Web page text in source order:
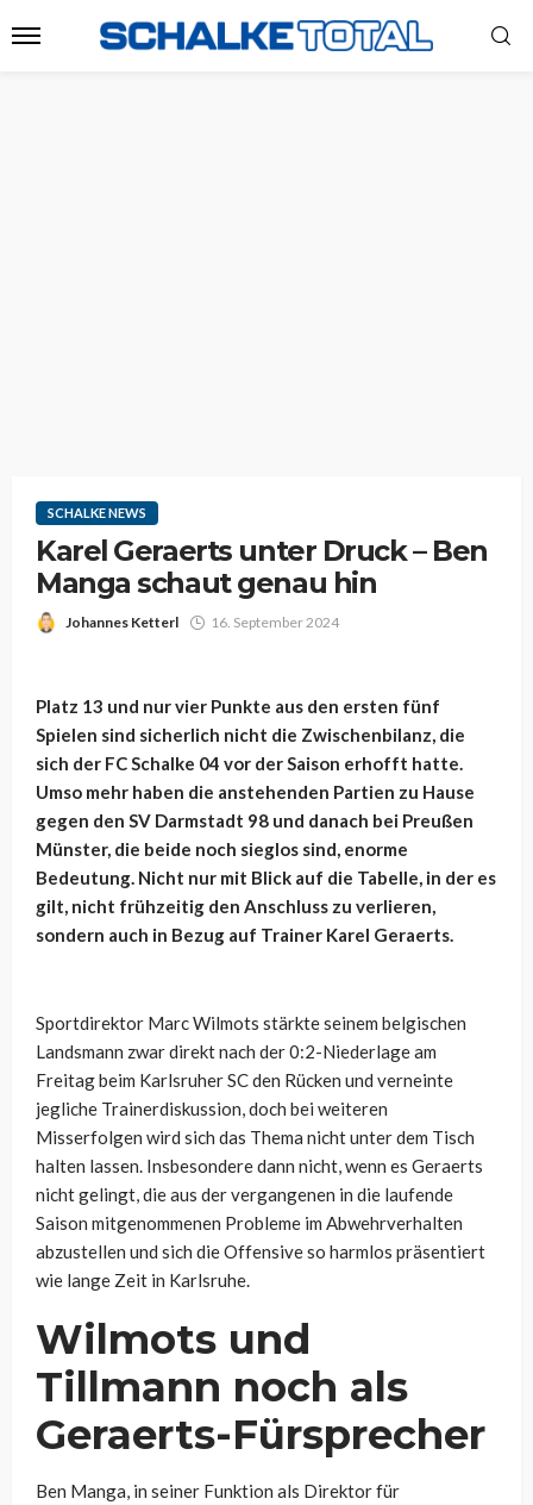
SCHALKE NEWS
Karel Geraerts unter Druck – Ben
Manga schaut genau hin
Johannes Ketterl 16. September 2024
Platz 13 und nur vier Punkte aus den ersten fünf
Spielen sind sicherlich nicht die Zwischenbilanz, die
sich der FC Schalke 04 vor der Saison erhofft hatte.
Umso mehr haben die anstehenden Partien zu Hause
gegen den SV Darmstadt 98 und danach bei Preußen
Münster, die beide noch sieglos sind, enorme
Bedeutung. Nicht nur mit Blick auf die Tabelle, in der es
gilt, nicht frühzeitig den Anschluss zu verlieren,
sondern auch in Bezug auf Trainer Karel Geraerts.
Sportdirektor Marc Wilmots stärkte seinem belgischen
Landsmann zwar direkt nach der 0:2-Niederlage am
Freitag beim Karlsruher SC den Rücken und verneinte
jegliche Trainerdiskussion, doch bei weiteren
Misserfolgen wird sich das Thema nicht unter dem Tisch
halten lassen. Insbesondere dann nicht, wenn es Geraerts
nicht gelingt, die aus der vergangenen in die laufende
Saison mitgenommenen Probleme im Abwehrverhalten
abzustellen und sich die Offensive so harmlos präsentiert
wie lange Zeit in Karlsruhe.
Wilmots und
Tillmann noch als
Geraerts-Fürsprecher
Ben Manga, in seiner Funktion als Direktor für